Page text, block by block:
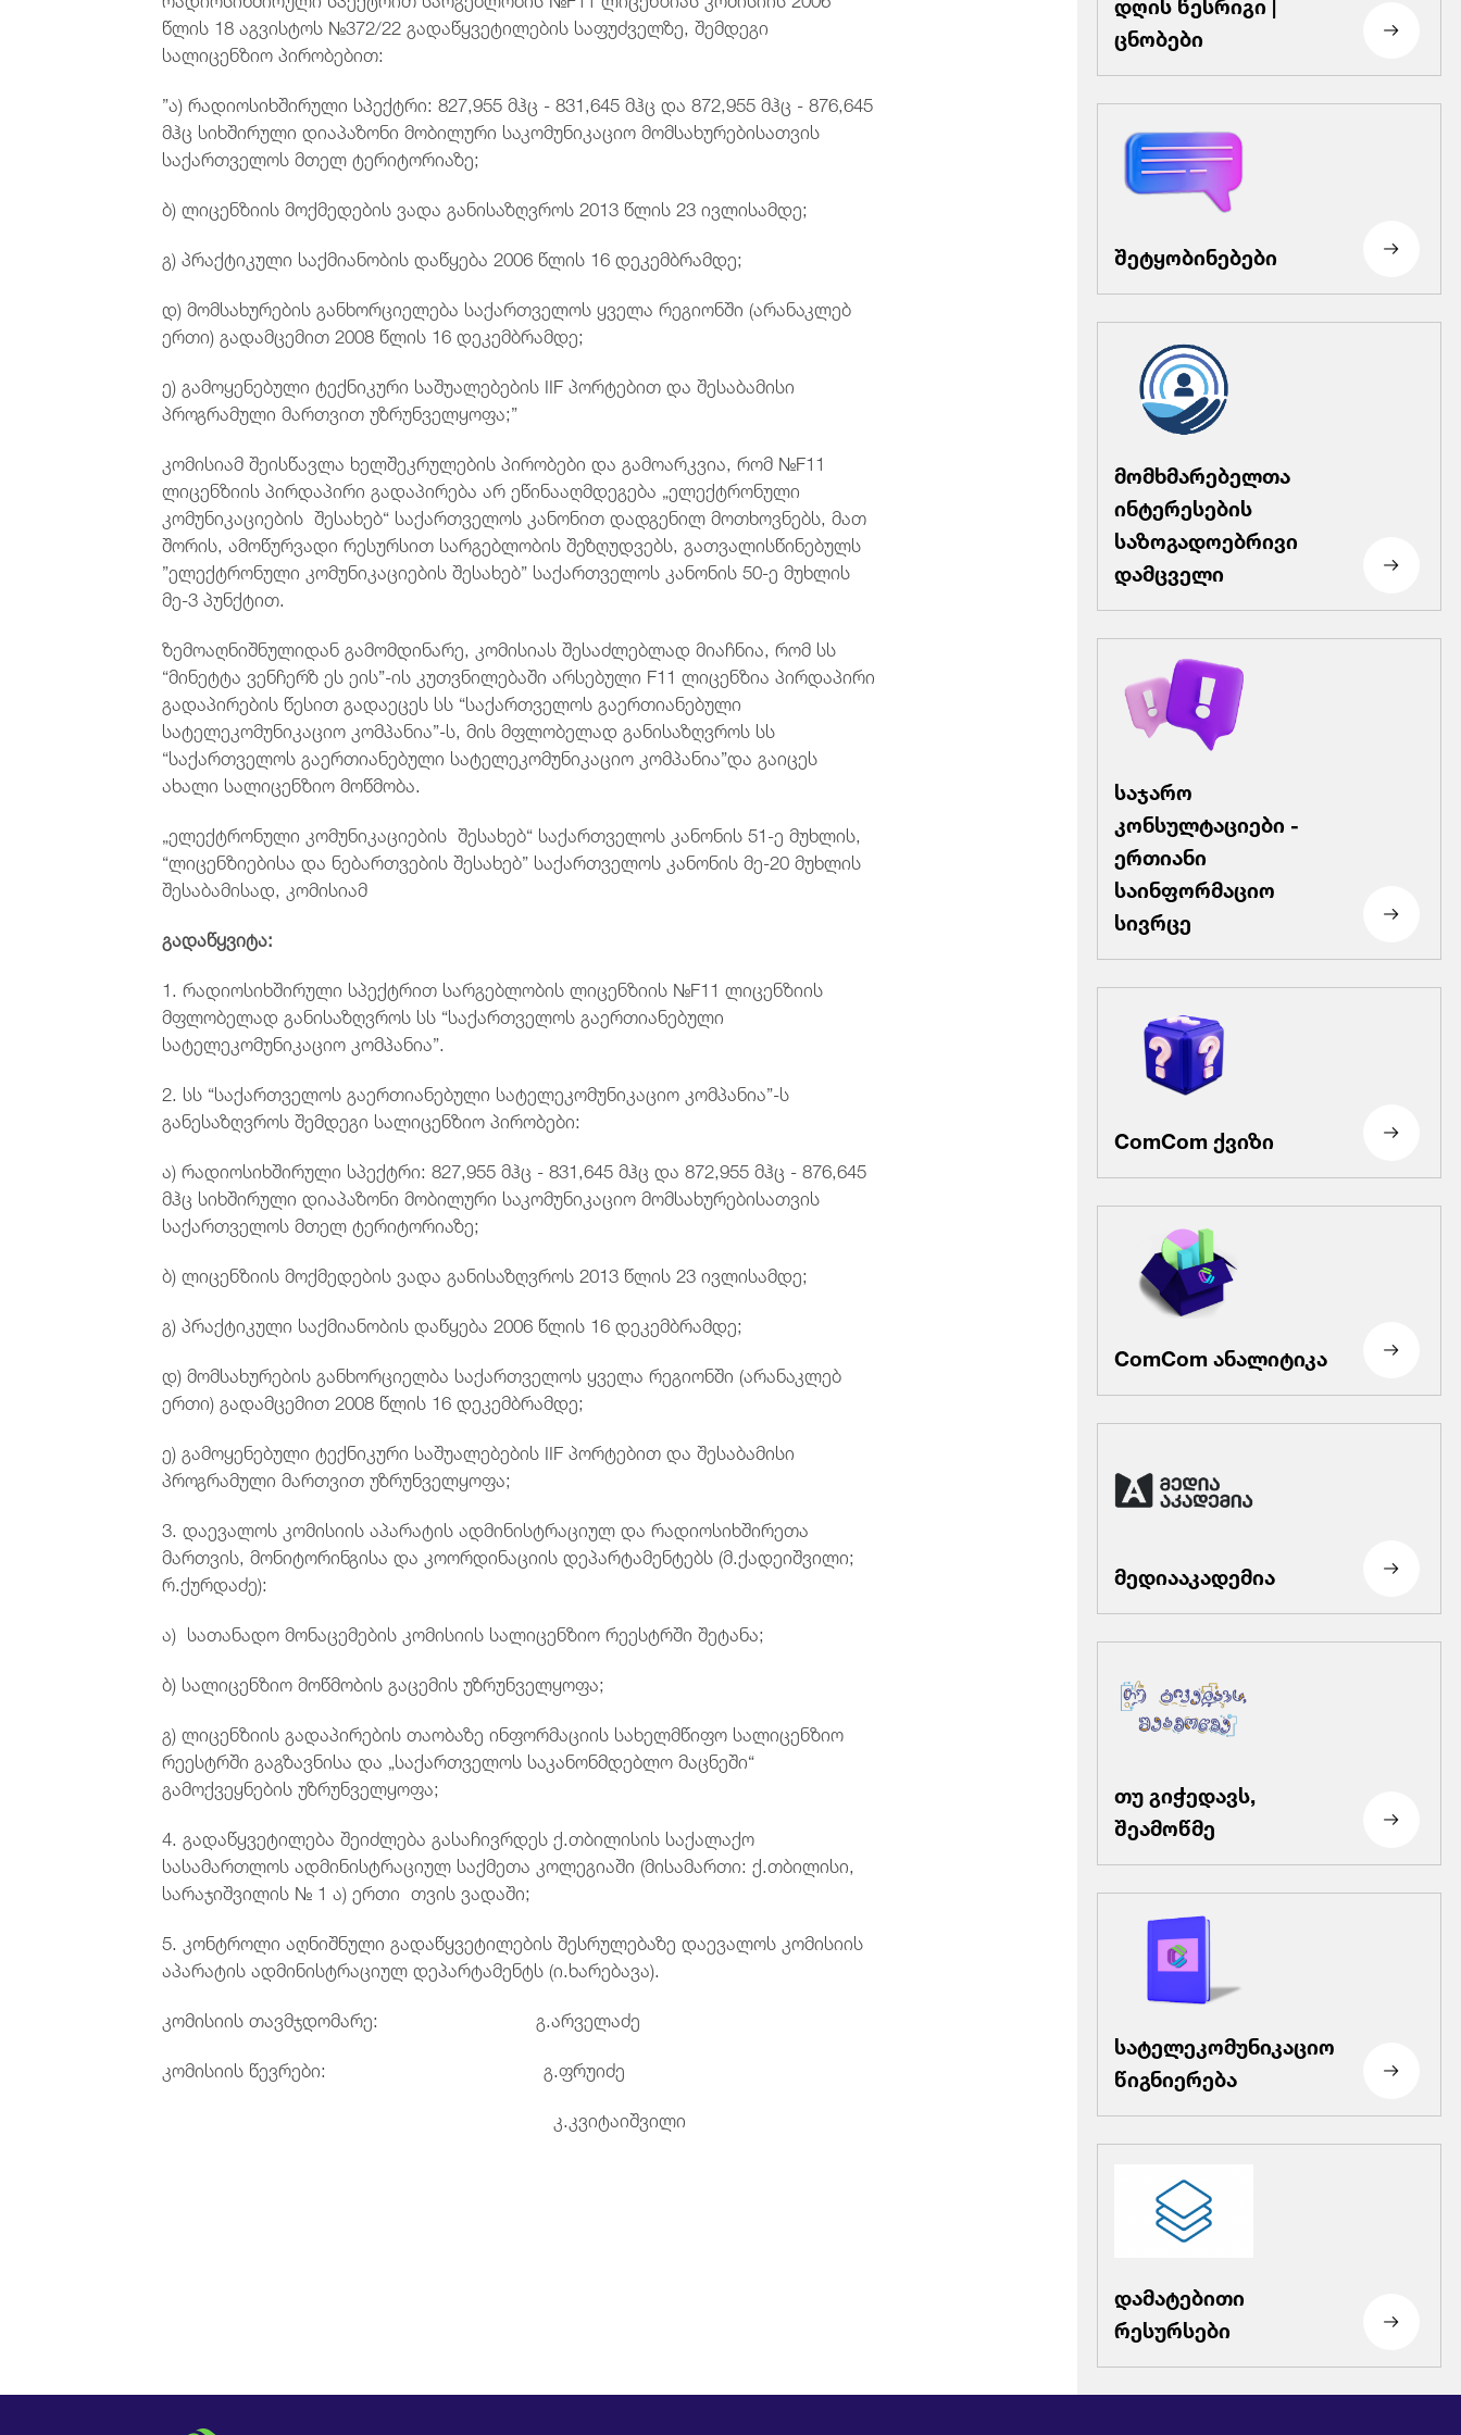
წლის 18 აგვისტოს №372/22 გადაწყვეტილების საფუძველზე, შემდეგი
სალიცენზიო პირობებით:
”ა) რადიოსიხშირული სპექტრი: 827,955 მჰც - 831,645 მჰც და 872,955 მჰც - 876,645
მჰც სიხშირული დიაპაზონი მობილური საკომუნიკაციო მომსახურებისათვის
საქართველოს მთელ ტერიტორიაზე;
ბ) ლიცენზიის მოქმედების ვადა განისაზღვროს 2013 წლის 23 ივლისამდე;
გ) პრაქტიკული საქმიანობის დაწყება 2006 წლის 16 დეკემბრამდე;
დ) მომსახურების განხორციელება საქართველოს ყველა რეგიონში (არანაკლებ
ერთი) გადამცემით 2008 წლის 16 დეკემბრამდე;
ე) გამოყენებული ტექნიკური საშუალებების IIF პორტებით და შესაბამისი
პროგრამული მართვით უზრუნველყოფა;”
კომისიამ შეისწავლა ხელშეკრულების პირობები და გამოარკვია, რომ №F11
ლიცენზიის პირდაპირი გადაპირება არ ეწინააღმდეგება „ელექტრონული
კომუნიკაციების შესახებ“ საქართველოს კანონით დადგენილ მოთხოვნებს, მათ
შორის, ამოწურვადი რესურსით სარგებლობის შეზღუდვებს, გათვალისწინებულს
”ელექტრონული კომუნიკაციების შესახებ” საქართველოს კანონის 50-ე მუხლის
მე-3 პუნქტით.
ზემოაღნიშნულიდან გამომდინარე, კომისიას შესაძლებლად მიაჩნია, რომ სს
“მინეტტა ვენჩერზ ეს ეის”-ის კუთვნილებაში არსებული F11 ლიცენზია პირდაპირი
გადაპირების წესით გადაეცეს სს “საქართველოს გაერთიანებული
სატელეკომუნიკაციო კომპანია”-ს, მის მფლობელად განისაზღვროს სს
“საქართველოს გაერთიანებული სატელეკომუნიკაციო კომპანია”და გაიცეს
ახალი სალიცენზიო მოწმობა.
„ელექტრონული კომუნიკაციების შესახებ“ საქართველოს კანონის 51-ე მუხლის,
“ლიცენზიებისა და ნებართვების შესახებ” საქართველოს კანონის მე-20 მუხლის
შესაბამისად, კომისიამ
გადაწყვიტა:
1. რადიოსიხშირული სპექტრით სარგებლობის ლიცენზიის №F11 ლიცენზიის
მფლობელად განისაზღვროს სს “საქართველოს გაერთიანებული
სატელეკომუნიკაციო კომპანია”.
2. სს “საქართველოს გაერთიანებული სატელეკომუნიკაციო კომპანია”-ს
განესაზღვროს შემდეგი სალიცენზიო პირობები:
ა) რადიოსიხშირული სპექტრი: 827,955 მჰც - 831,645 მჰც და 872,955 მჰც - 876,645
მჰც სიხშირული დიაპაზონი მობილური საკომუნიკაციო მომსახურებისათვის
საქართველოს მთელ ტერიტორიაზე;
ბ) ლიცენზიის მოქმედების ვადა განისაზღვროს 2013 წლის 23 ივლისამდე;
გ) პრაქტიკული საქმიანობის დაწყება 2006 წლის 16 დეკემბრამდე;
დ) მომსახურების განხორციელბა საქართველოს ყველა რეგიონში (არანაკლებ
ერთი) გადამცემით 2008 წლის 16 დეკემბრამდე;
ე) გამოყენებული ტექნიკური საშუალებების IIF პორტებით და შესაბამისი
პროგრამული მართვით უზრუნველყოფა;
3. დაევალოს კომისიის აპარატის ადმინისტრაციულ და რადიოსიხშირეთა
მართვის, მონიტორინგისა და კოორდინაციის დეპარტამენტებს (მ.ქადეიშვილი;
რ.ქურდაძე):
ა) სათანადო მონაცემების კომისიის სალიცენზიო რეესტრში შეტანა;
ბ) სალიცენზიო მოწმობის გაცემის უზრუნველყოფა;
გ) ლიცენზიის გადაპირების თაობაზე ინფორმაციის სახელმწიფო სალიცენზიო
რეესტრში გაგზავნისა და „საქართველოს საკანონმდებლო მაცნეში“
გამოქვეყნების უზრუნველყოფა;
4. გადაწყვეტილება შეიძლება გასაჩივრდეს ქ.თბილისის საქალაქო
სასამართლოს ადმინისტრაციულ საქმეთა კოლეგიაში (მისამართი: ქ.თბილისი,
სარაჯიშვილის № 1 ა) ერთი თვის ვადაში;
5. კონტროლი აღნიშნული გადაწყვეტილების შესრულებაზე დაევალოს კომისიის
აპარატის ადმინისტრაციულ დეპარტამენტს (ი.ხარებავა).
კომისიის თავმჯდომარე: გ.არველაძე
კომისიის წევრები: გ.ფრუიძე
კ.კვიტაიშვილი
ცნობები
შეტყობინებები
მომხმარებელთა
ინტერესების
საზოგადოებრივი
დამცველი
საჯარო
კონსულტაციები -
ერთიანი
საინფორმაციო
სივრცე
ComCom ქვიზი
ComCom ანალიტიკა
მედიააკადემია
თუ გიჭედავს,
შეამოწმე
სატელეკომუნიკაციო
წიგნიერება
დამატებითი
რესურსები